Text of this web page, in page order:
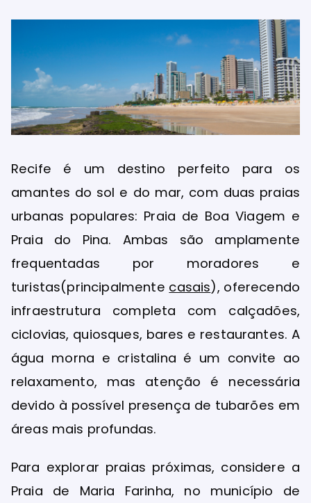
Recife é um destino perfeito para os
amantes do sol e do mar, com duas praias
urbanas populares: Praia de Boa Viagem e
Praia do Pina. Ambas são amplamente
frequentadas por moradores e
turistas(principalmente casais), oferecendo
infraestrutura completa com calçadões,
ciclovias, quiosques, bares e restaurantes. A
água morna e cristalina é um convite ao
relaxamento, mas atenção é necessária
devido à possível presença de tubarões em
áreas mais profundas.
Para explorar praias próximas, considere a
Praia de Maria Farinha, no município de